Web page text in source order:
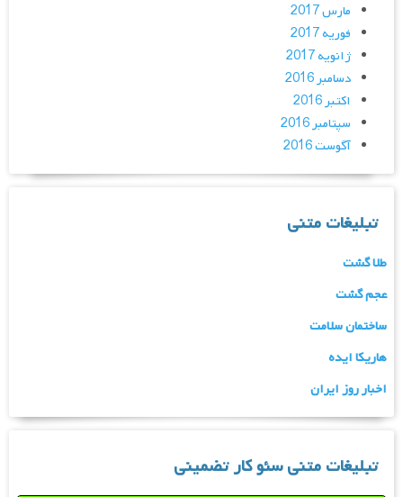
مارس 2017
فوریه 2017
ژانویه 2017
دسامبر 2016
اکتبر 2016
سپتامبر 2016
آگوست 2016
تبلیغات متنی
طلا گشت
عجم گشت
ساختمان سلامت
هاریکا ایده
اخبار روز ایران
تبلیغات متنی سئو کار تضمینی